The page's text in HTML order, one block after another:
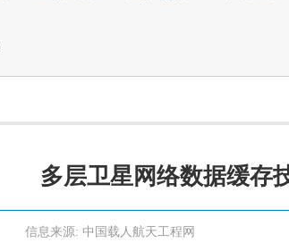
多层卫星网络数据缓存
信息来源: 中国载人航天工程网